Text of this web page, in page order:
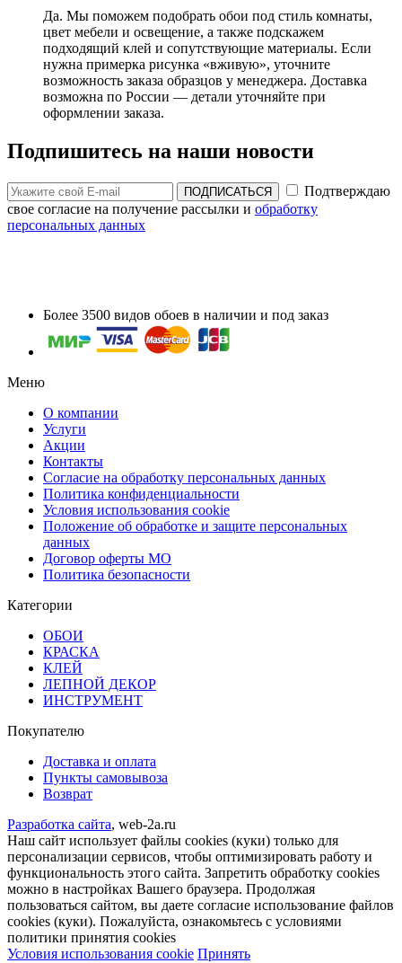
Да. Мы поможем подобрать обои под стиль комнаты,
цвет мебели и освещение, а также подскажем
подходящий клей и сопутствующие материалы. Если
нужна примерка рисунка «вживую», уточните
возможность заказа образцов у менеджера. Доставка
возможна по России — детали уточняйте при
оформлении заказа.
Подпишитесь на наши новости
ПОДПИСАТЬСЯ
Подтверждаю
свое согласие на получение рассылки и обработку
персональных данных
Более 3500 видов обоев в наличии и под заказ
Меню
О компании
Услуги
Акции
Контакты
Согласие на обработку персональных данных
Политика конфиденциальности
Условия использования cookie
Положение об обработке и защите персональных
данных
Договор оферты МО
Политика безопасности
Категории
ОБОИ
КРАСКА
КЛЕЙ
ЛЕПНОЙ ДЕКОР
ИНСТРУМЕНТ
Покупателю
Доставка и оплата
Пункты самовывоза
Возврат
Разработка сайта, web-2a.ru
Наш сайт использует файлы cookies (куки) только для
персонализации сервисов, чтобы оптимизировать работу и
функциональность этого сайта. Запретить обработку cookies
можно в настройках Вашего браузера. Продолжая
пользоваться сайтом, вы даете согласие использование файлов
cookies (куки). Пожалуйста, ознакомьтесь с условиями
политики принятия сookies
Условия использования cookie Принять